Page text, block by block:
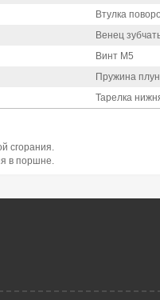
Втулка
Венец
Винт М5
Пружина
Тарелка
сгорания.
в поршне.